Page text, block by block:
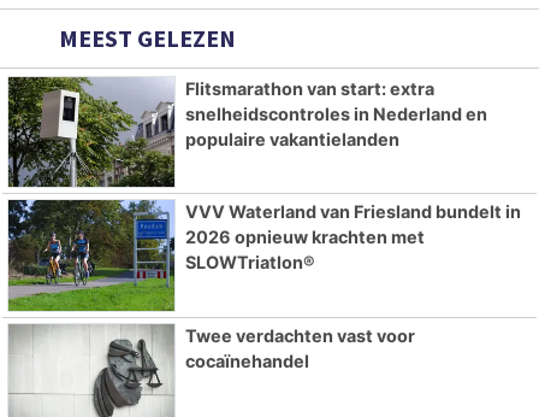
MEEST GELEZEN
Flitsmarathon van start: extra
snelheidscontroles in Nederland en
populaire vakantielanden
VVV Waterland van Friesland bundelt in
2026 opnieuw krachten met
SLOWTriatlon®
Twee verdachten vast voor
cocaïnehandel